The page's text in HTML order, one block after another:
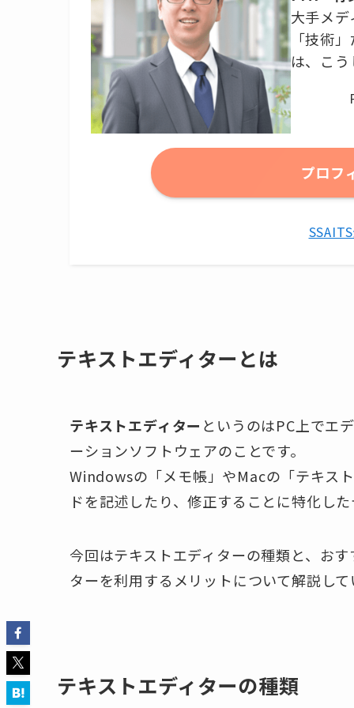
大手メ
「技術
は、こ
プロフ
テキストエディターとは
テキストエディター というのはPC上でエ
ーションソフトウェアのことです。
Windowsの「メモ帳」やMacの「テキス
ドを記述したり、修正することに特化し
今回はテキストエディターの種類と、お
ターを利用するメリットについて解説し
テキストエディターの種類